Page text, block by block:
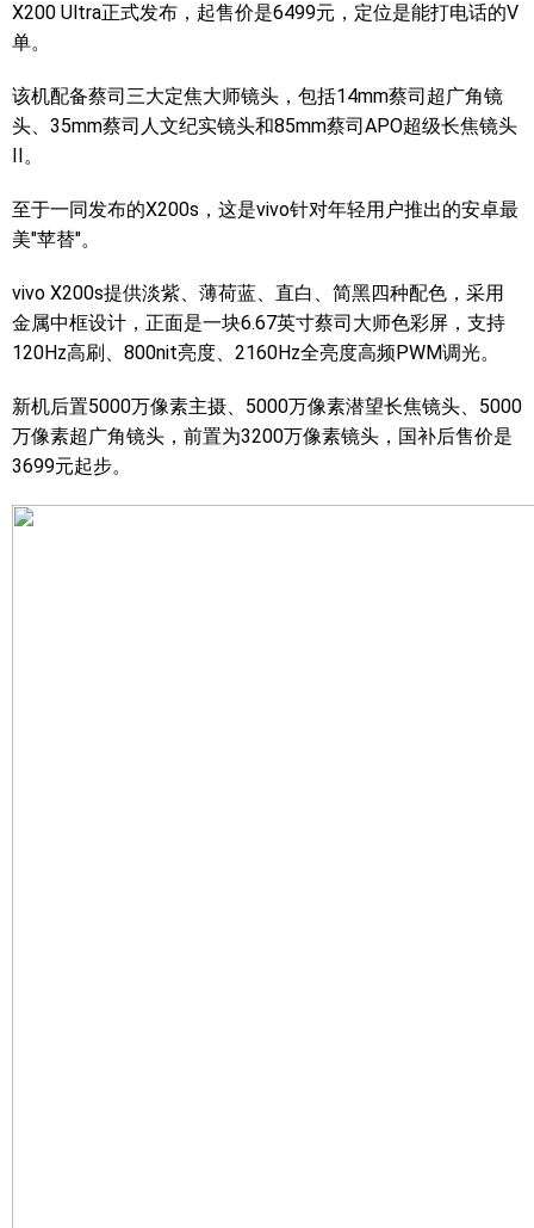
X200 Ultra正式发布，起售价是6499元，定位是能打电话的V
单。
该机配备蔡司三大定焦大师镜头，包括14mm蔡司超广角镜
头、35mm蔡司人文纪实镜头和85mm蔡司APO超级长焦镜头
II。
至于一同发布的X200s，这是vivo针对年轻用户推出的安卓最
美"苹替"。
vivo X200s提供淡紫、薄荷蓝、直白、简黑四种配色，采用
金属中框设计，正面是一块6.67英寸蔡司大师色彩屏，支持
120Hz高刷、800nit亮度、2160Hz全亮度高频PWM调光。
新机后置5000万像素主摄、5000万像素潜望长焦镜头、5000
万像素超广角镜头，前置为3200万像素镜头，国补后售价是
3699元起步。